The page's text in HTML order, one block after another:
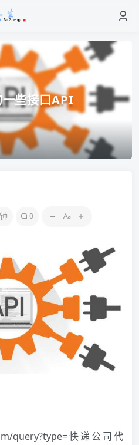
一些接口API
0
query?type=快递公司代